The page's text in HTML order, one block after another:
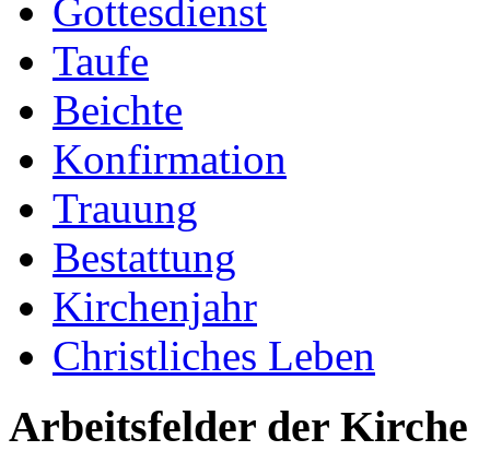
Gottesdienst
Taufe
Beichte
Konfirmation
Trauung
Bestattung
Kirchenjahr
Christliches Leben
Arbeitsfelder der Kirche